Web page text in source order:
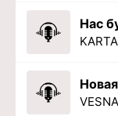
Нас